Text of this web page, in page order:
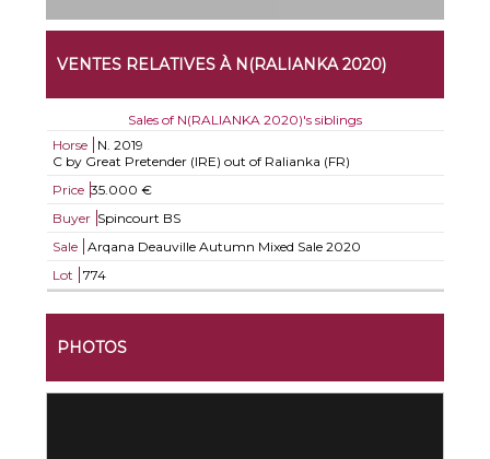
VENTES RELATIVES À N(RALIANKA 2020)
Sales of N(RALIANKA 2020)'s siblings
Horse
N. 2019
C by Great Pretender (IRE) out of Ralianka (FR)
Price 35.000 €
Buyer Spincourt BS
Sale
Arqana Deauville Autumn Mixed Sale 2020
Lot
774
PHOTOS